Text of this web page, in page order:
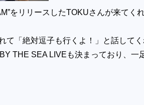
をリリースしたTOKUさんが来てく
て「絶対逗子も行くよ！」と話して
THE SEA LIVEも決まっており、一